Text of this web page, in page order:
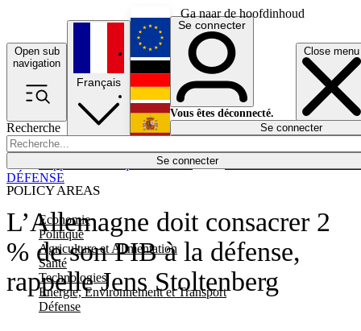
Ga naar de hoofdinhoud
Open sub
navigation
Close menu
Recherche
Se connecter
POLICY AREAS
Economie
Politique
Agriculture et Alimentation
Santé
Technologies
Energie, Environnement et Transport
Défense
Économie
Français
English
Deutsch
Español
Se connecter
Vous êtes déconnecté.
Se connecter
L’Allemagne doit consacrer 2
% de son PIB à la défense,
rappelle Jens Stoltenberg
DÉFENSE